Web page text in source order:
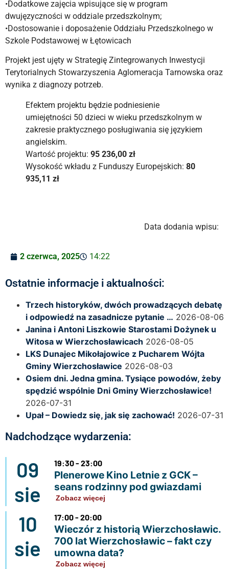
•Dodatkowe zajęcia wpisujące się w program
dwujęzyczności w oddziale przedszkolnym;
•Dostosowanie i doposażenie Oddziału Przedszkolnego w
Szkole Podstawowej w Łętowicach
Projekt jest ujęty w Strategię Zintegrowanych Inwestycji
Terytorialnych Stowarzyszenia Aglomeracja Tarnowska oraz
wynika z diagnozy potrzeb.
Efektem projektu będzie podniesienie
umiejętności 50 dzieci w wieku przedszkolnym w
zakresie praktycznego posługiwania się językiem
angielskim.
Wartość projektu: 95 236,00 zł
Wysokość wkładu z Funduszy Europejskich: 80
935,11 zł
Data dodania wpisu:
2 czerwca, 2025 14:22
Ostatnie informacje i aktualności:
Trzech historyków, dwóch prowadzących debatę
i odpowiedź na zasadnicze pytanie … 2026-08-06
Janina i Antoni Liszkowie Starostami Dożynek u
Witosa w Wierzchosławicach 2026-08-05
LKS Dunajec Mikołajowice z Pucharem Wójta
Gminy Wierzchosławice 2026-08-03
Osiem dni. Jedna gmina. Tysiące powodów, żeby
spędzić wspólnie Dni Gminy Wierzchosławice!
2026-07-31
Upał – Dowiedz się, jak się zachować! 2026-07-31
Nadchodzące wydarzenia:
09
sie
19:30 - 23:00
Plenerowe Kino Letnie z GCK –
seans rodzinny pod gwiazdami
Zobacz więcej
10
sie
17:00 - 20:00
Wieczór z historią Wierzchosławic.
700 lat Wierzchosławic – fakt czy
umowna data?
Zobacz więcej